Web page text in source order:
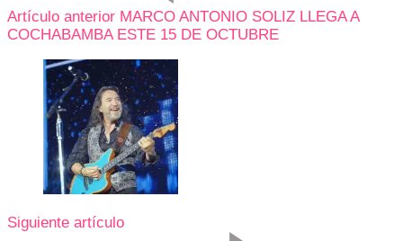
Artículo anterior MARCO ANTONIO SOLIZ LLEGA A
COCHABAMBA ESTE 15 DE OCTUBRE
Siguiente artículo